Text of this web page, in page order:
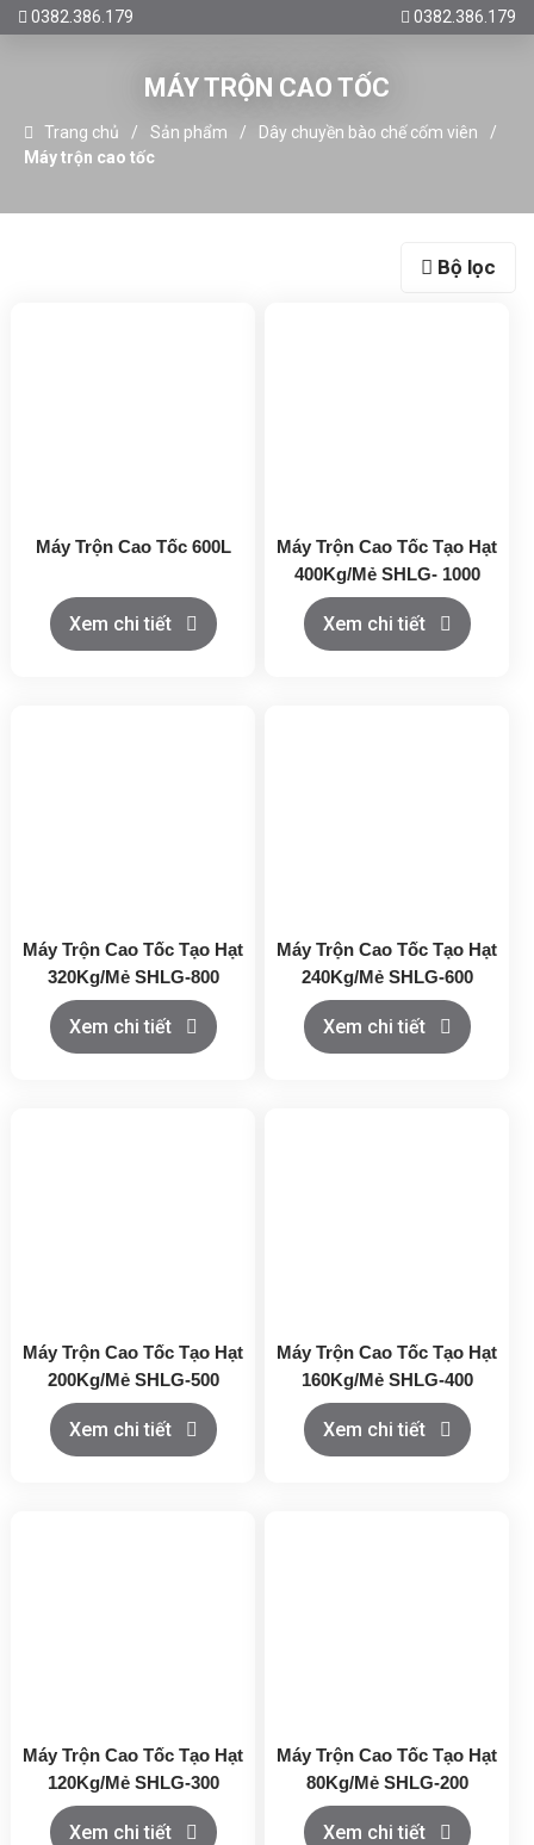
0382.386.179 0382.386.179
MÁY TRỘN CAO TỐC
Trang chủ Sản phẩm
Dây chuyền bào chế cốm viên
Máy trộn cao tốc
Bộ lọc
Máy Trộn Cao Tốc 600L
Xem chi tiết
Máy Trộn Cao Tốc Tạo Hạt
400Kg/Mẻ SHLG- 1000
Xem chi tiết
Máy Trộn Cao Tốc Tạo Hạt
320Kg/Mẻ SHLG-800
Xem chi tiết
Máy Trộn Cao Tốc Tạo Hạt
240Kg/Mẻ SHLG-600
Xem chi tiết
Máy Trộn Cao Tốc Tạo Hạt
200Kg/Mẻ SHLG-500
Xem chi tiết
Máy Trộn Cao Tốc Tạo Hạt
160Kg/Mẻ SHLG-400
Xem chi tiết
Máy Trộn Cao Tốc Tạo Hạt
120Kg/Mẻ SHLG-300
Xem chi tiết
Máy Trộn Cao Tốc Tạo Hạt
80Kg/Mẻ SHLG-200
Xem chi tiết